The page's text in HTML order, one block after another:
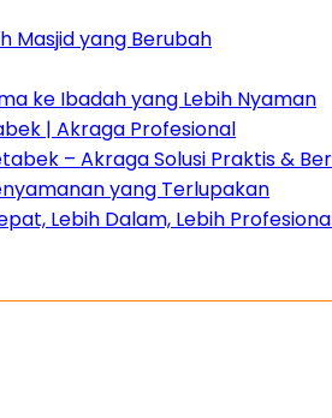
Masjid yang Berubah
ke Ibadah yang Lebih Nyaman
| Akraga Profesional
– Akraga Solusi Praktis &
yang Terlupakan
Lebih Dalam, Lebih